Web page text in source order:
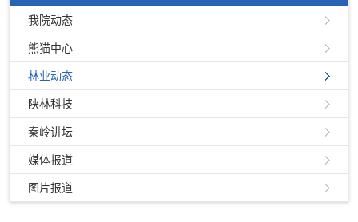
我院动态
熊猫中心
林业动态
陕林科技
秦岭讲坛
媒体报道
图片报道